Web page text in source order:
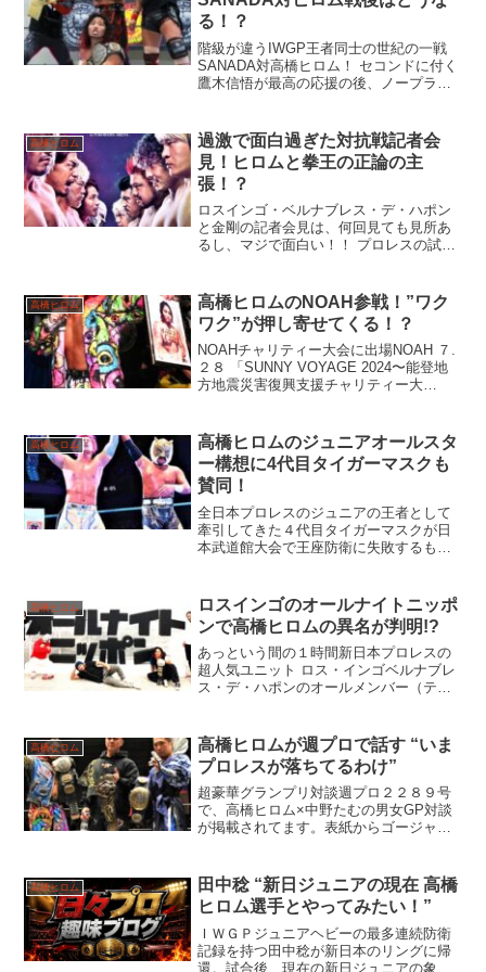
る！？
階級が違うIWGP王者同士の世紀の一戦
SANADA対高橋ヒロム！ セコンドに付く
鷹木信悟が最高の応援の後、ノープラン
高橋ヒロム
過激で面白過ぎた対抗戦記者会
見！ヒロムと拳王の正論の主
張！？
ロスインゴ・ベルナブレス・デ・ハポン
と金剛の記者会見は、何回見ても見所あ
るし、マジで面白い！！ プロレスの試合
高橋ヒロム
高橋ヒロムのNOAH参戦！”ワク
ワク”が押し寄せてくる！？
NOAHチャリティー大会に出場NOAH ７.
２８ 「SUNNY VOYAGE 2024〜能登地
方地震災害復興支援チャリティー大
ですが、高橋ヒロムがNOAHジュニア勢
と...
高橋ヒロム
高橋ヒロムのジュニアオールスタ
ー構想に4代目タイガーマスクも
賛同！
全日本プロレスのジュニアの王者として
牽引してきた４代目タイガーマスクが日
本武道館大会で王座防衛に失敗するも、
高橋ヒロム
ロスインゴのオールナイトニッポ
ンで高橋ヒロムの異名が判明!?
あっという間の１時間新日本プロレスの
超人気ユニット ロス・インゴベルナブレ
ス・デ・ハポンのオールメンバー（ティ
ァンが見れば、全員のキャラも知ってる
だけに面白く、笑い通...
高橋ヒロム
高橋ヒロムが週プロで話す “いま
プロレスが落ちてるわけ”
超豪華グランプリ対談週プロ２２８９号
で、高橋ヒロム×中野たむの男女GP対談
が掲載されてます。表紙からゴージャス
読み応え満載のロングインタビューで
す。多くのことを話してま...
高橋ヒロム
田中稔 “新日ジュニアの現在 高橋
ヒロム選手とやってみたい！”
ＩＷＧＰジュニアヘビーの最多連続防衛
記録を持つ田中稔が新日本のリングに帰
還。試合後、現在の新日ジュニアの象徴